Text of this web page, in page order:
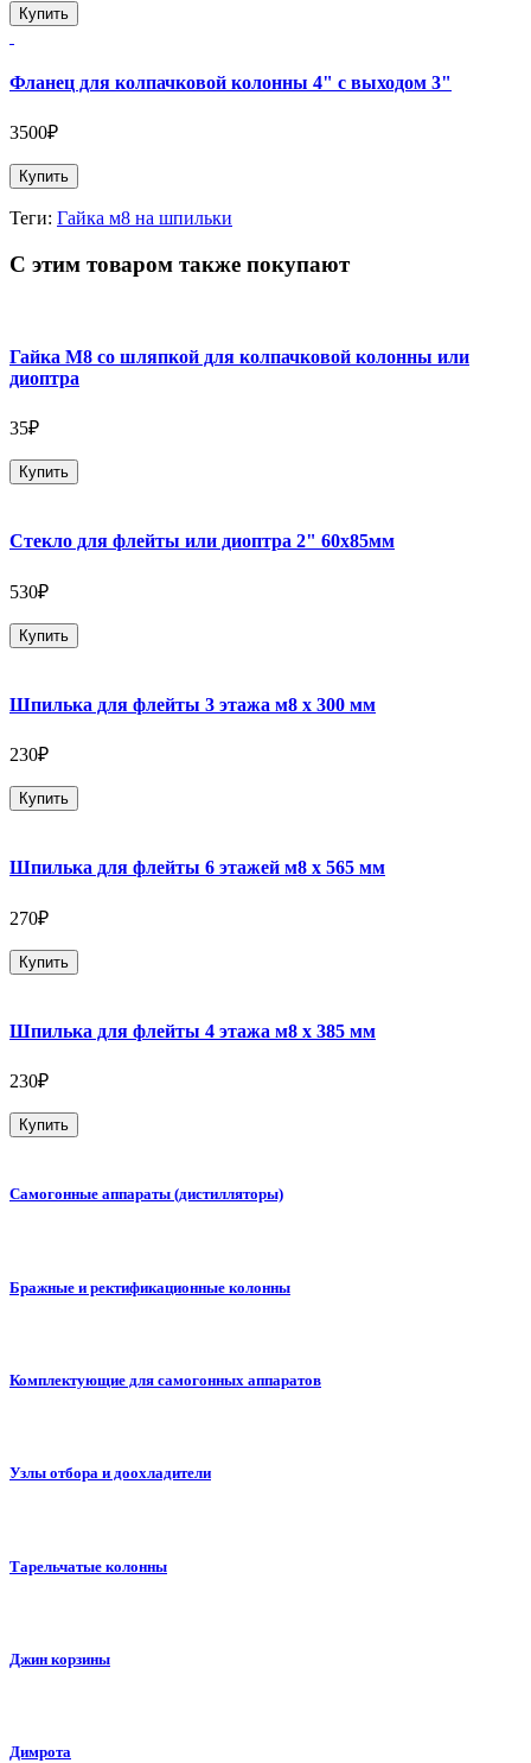
Купить
Фланец для колпачковой колонны 4" с выходом 3"
3500₽
Купить
Теги: Гайка м8 на шпильки
С этим товаром также покупают
Гайка М8 со шляпкой для колпачковой колонны или
диоптра
35₽
Купить
Стекло для флейты или диоптра 2" 60х85мм
530₽
Купить
Шпилька для флейты 3 этажа м8 х 300 мм
230₽
Купить
Шпилька для флейты 6 этажей м8 х 565 мм
270₽
Купить
Шпилька для флейты 4 этажа м8 х 385 мм
230₽
Купить
Самогонные аппараты (дистилляторы)
Бражные и ректификационные колонны
Комплектующие для самогонных аппаратов
Узлы отбора и доохладители
Тарельчатые колонны
Джин корзины
Димрота